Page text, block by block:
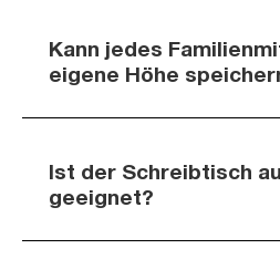
Kann jedes
eigene Höhe
Ist der Schreibtisch
geeignet?